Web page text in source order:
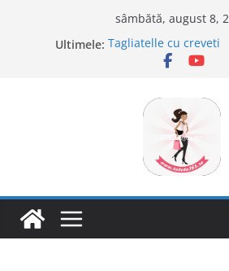
sâmbătă, august 8,
Ultimele: Tagliatelle cu creveti
Clafoutis cu cirese
Savarine